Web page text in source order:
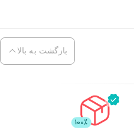
بازگشت به بالا